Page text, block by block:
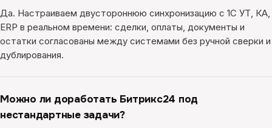
Да. Настраиваем двустороннюю синхронизацию с 1С УТ, КА,
ERP в реальном времени: сделки, оплаты, документы и
остатки согласованы между системами без ручной сверки и
дублирования.
Можно ли доработать Битрикс24 под
нестандартные задачи?